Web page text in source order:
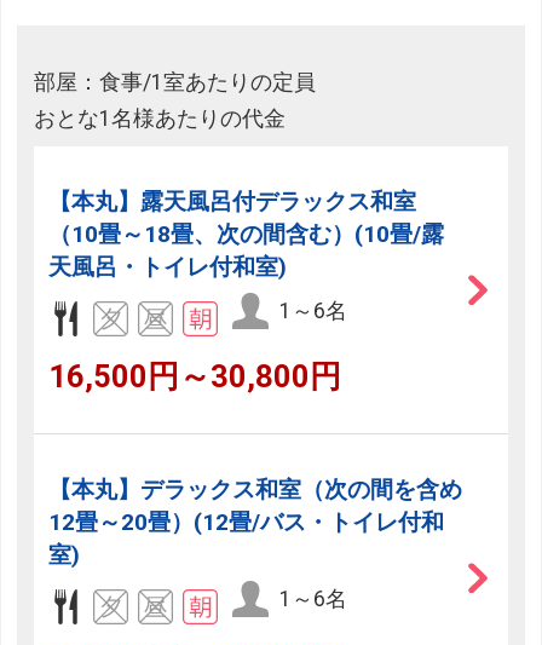
部屋：食事/1室あたりの定員
おとな1名様あたりの代金
【本丸】露天風呂付デラックス和室
（10畳～18畳、次の間含む）(10畳/露
天風呂・トイレ付和室)
1～6名
16,500円～30,800円
【本丸】デラックス和室（次の間を含め
12畳～20畳）(12畳/バス・トイレ付和
室)
1～6名